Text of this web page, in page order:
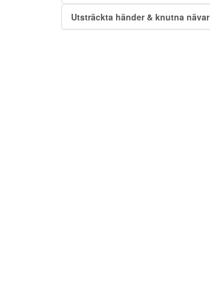
Utsträckta händer & knutna nävar